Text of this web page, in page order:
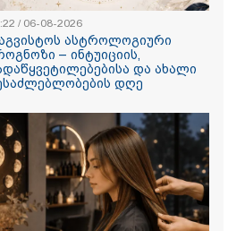
აბურდული
რომ
გიგა
7 აგვისტოს
პროგნოზი –
/ 06-08-2026
ასტროლოგიური
– ინტუიციის,
და ახალი
დღე